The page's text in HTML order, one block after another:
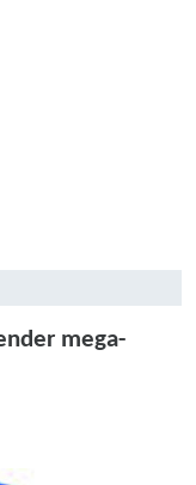
mega-